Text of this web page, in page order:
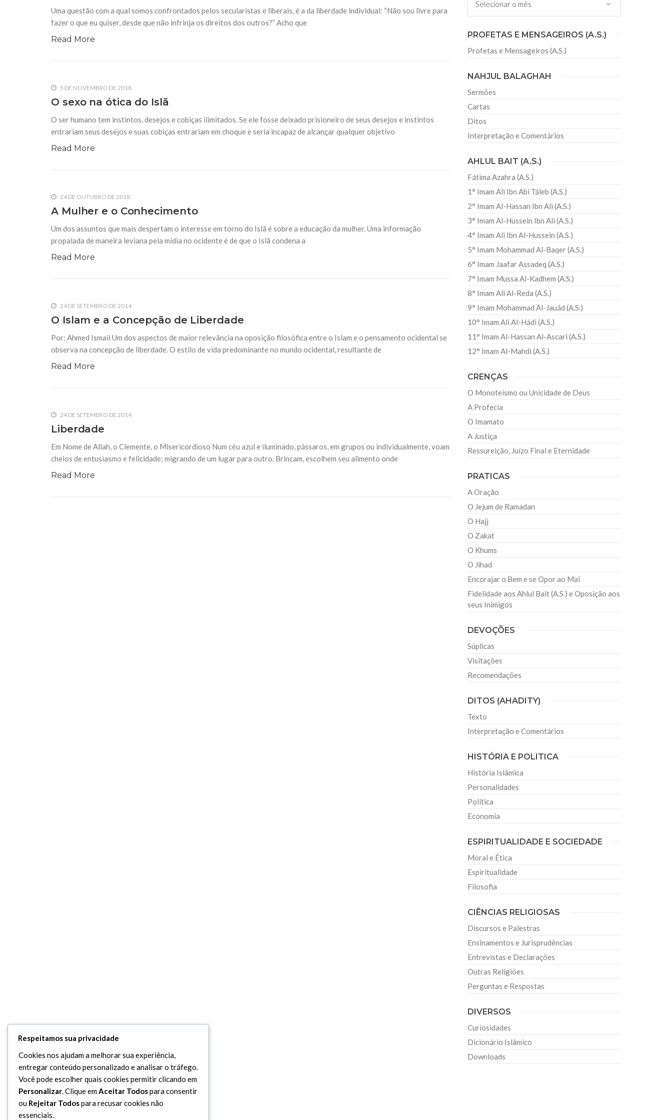
Falecimento do Imam Ali Ibn Al-Hussein (A.S.)
Em nome de Deus, o Clemente, o Misericordioso! Diante da data em que
Hussein Ibn Ali Ibn Abi Táleb (A.S.), conhecido por “Zein Al-Ábidin” (Formosura
NOTÍCIAS
Relações Exteriores da República Islâmica do Irã
Na noite da quinta-feira, 03 de Abril, o Centro Islâmico no Brasil recebeu em sua
sede, em São Paulo, o ex-ministro das Relações Exteriores da República Islâmica
Uma questão com a qual somos confrontados pelos secularistas e liberais, é a da liberdade individual: “Não sou livre para
fazer o que eu quiser, desde que não infrinja os direitos dos outros?” Acho que
Read More
5 DE NOVEMBRO DE 2018
O sexo na ótica do Islã
O ser humano tem instintos, desejos e cobiças ilimitados. Se ele fosse deixado prisioneiro de seus desejos e instintos
entrariam seus desejos e suas cobiças entrariam em choque e seria incapaz de alcançar qualquer objetivo
Read More
24 DE OUTUBRO DE 2018
A Mulher e o Conhecimento
Um dos assuntos que mais despertam o interesse em torno do Islã é sobre a educação da mulher. Uma informação
propalada de maneira leviana pela mídia no ocidente é de que o Islã condena a
Read More
24 DE SETEMBRO DE 2014
O Islam e a Concepção de Liberdade
Por: Ahmed Ismail Um dos aspectos de maior relevância na oposição filosófica entre o Islam e o pensamento ocidental se
observa na concepção de liberdade. O estilo de vida predominante no mundo ocidental, resultante de
Read More
24 DE SETEMBRO DE 2014
Liberdade
Em Nome de Allah, o Clemente, o Misericordioso Num céu azul e iluminado, pássaros, em grupos ou individualmente, voam
cheios de entusiasmo e felicidade; migrando de um lugar para outro. Brincam, escolhem seu alimento onde
Read More
PROFETAS E MENSAGEIROS (A.S.)
Profetas e Mensageiros (A.S.)
NAHJUL BALAGHAH
Sermões
Cartas
Ditos
Interpretação e Comentários
AHLUL BAIT (A.S.)
Fátima Azahra (A.S.)
1° Imam Ali Ibn Abi Táleb (A.S.)
2° Imam Al-Hassan Ibn Ali (A.S.)
3° Imam Al-Hussein Ibn Ali (A.S.)
4° Imam Ali Ibn Al-Hussein (A.S.)
5° Imam Mohammad Al-Baqer (A.S.)
6° Imam Jaafar Assadeq (A.S.)
7° Imam Mussa Al-Kadhem (A.S.)
8° Imam Ali Al-Reda (A.S.)
9° Imam Mohammad Al-Jauád (A.S.)
10° Imam Ali Al-Hádi (A.S.)
11° Imam Al-Hassan Al-Ascari (A.S.)
12° Imam Al-Mahdi (A.S.)
CRENÇAS
O Monoteísmo ou Unicidade de Deus
A Profecia
O Imamato
A Justiça
Ressureição, Juízo Final e Eternidade
PRATICAS
A Oração
O Jejum de Ramadan
O Hajj
O Zakat
O Khums
O Jihad
Encorajar o Bem e se Opor ao Mal
Fidelidade aos Ahlul Bait (A.S.) e Oposição aos
seus Inimigos
DEVOÇÕES
Súplicas
Visitações
Recomendações
DITOS (AHADITY)
Texto
Interpretação e Comentários
HISTÓRIA E POLITICA
História Islâmica
Personalidades
Política
Economia
ESPIRITUALIDADE E SOCIEDADE
Moral e Ética
Espiritualidade
Filosofia
CIÊNCIAS RELIGIOSAS
Discursos e Palestras
Ensinamentos e Jurisprudências
Entrevistas e Declarações
Outras Religiões
Perguntas e Respostas
DIVERSOS
Curiosidades
Dicionário Islâmico
Downloads
Respeitamos sua privacidade
Cookies nos ajudam a melhorar sua experiência,
entregar conteúdo personalizado e analisar o tráfego.
Você pode escolher quais cookies permitir clicando em
Personalizar. Clique emAceitar Todospara consentir
ou Rejeitar Todospara recusar cookies não
essenciais.